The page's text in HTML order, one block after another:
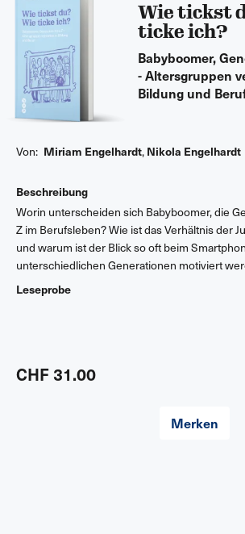
Wie tickst
ticke ich?
Babyboomer,
- Altersgruppen
Bildung und
Von: Miriam Engelhardt, Nikola Engelhardt
Beschreibung
Worin unterscheiden sich Babyboomer, die
Z im Berufsleben? Wie ist das Verhältnis der
und warum ist der Blick so oft beim
unterschiedlichen Generationen motiviert
sich Missverständnisse vermeiden?
Zeit im gleichen Kulturkreis aufwachsen,
Zusammenarbeit zwischen Menschen
Leseprobe
CHF 31.00
Merken